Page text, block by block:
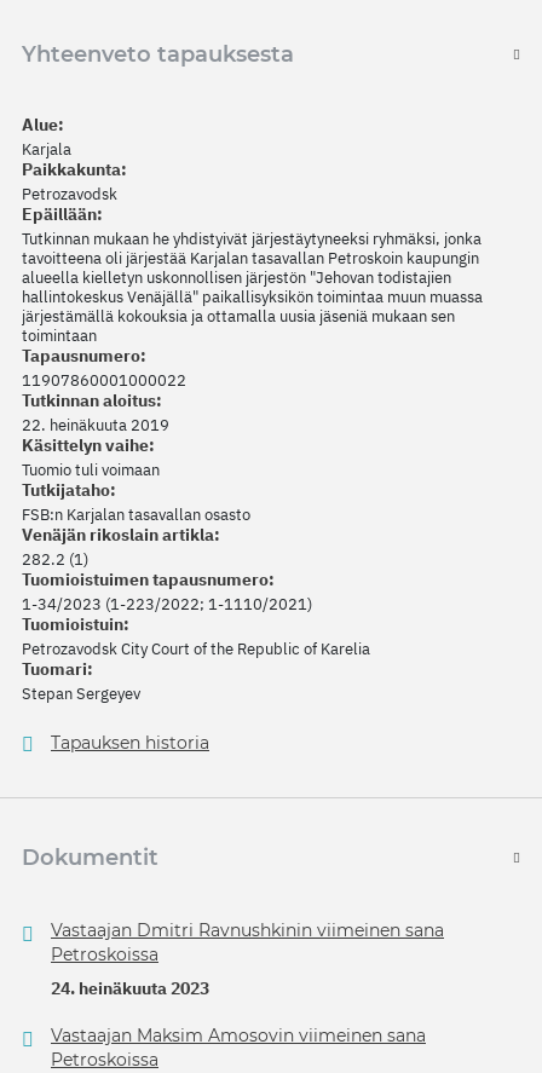
Yhteenveto tapauksesta
Alue:
Karjala
Paikkakunta:
Petrozavodsk
Epäillään:
Tutkinnan mukaan he yhdistyivät järjestäytyneeksi ryhmäksi, jonka
tavoitteena oli järjestää Karjalan tasavallan Petroskoin kaupungin
alueella kielletyn uskonnollisen järjestön "Jehovan todistajien
hallintokeskus Venäjällä" paikallisyksikön toimintaa muun muassa
järjestämällä kokouksia ja ottamalla uusia jäseniä mukaan sen
toimintaan
Tapausnumero:
11907860001000022
Tutkinnan aloitus:
22. heinäkuuta 2019
Käsittelyn vaihe:
Tuomio tuli voimaan
Tutkijataho:
FSB:n Karjalan tasavallan osasto
Venäjän rikoslain artikla:
282.2 (1)
Tuomioistuimen tapausnumero:
1-34/2023 (1-223/2022; 1-1110/2021)
Tuomioistuin:
Petrozavodsk City Court of the Republic of Karelia
Tuomari:
Stepan Sergeyev
Tapauksen historia
Dokumentit
Vastaajan Dmitri Ravnushkinin viimeinen sana
Petroskoissa
24. heinäkuuta 2023
Vastaajan Maksim Amosovin viimeinen sana
Petroskoissa